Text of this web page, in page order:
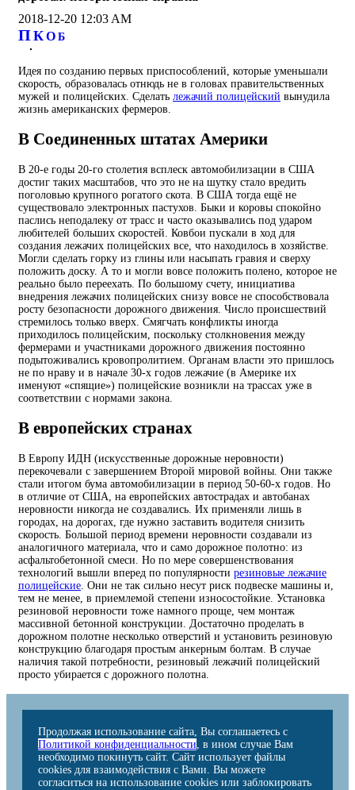
2018-12-20 12:03 AM
ПКО Б
Идея по созданию первых приспособлений, которые уменьшали
скорость, образовалась отнюдь не в головах правительственных
мужей и полицейских. Сделать лежачий полицейский вынудила
жизнь американских фермеров.
В Соединенных штатах Америки
В 20-е годы 20-го столетия всплеск автомобилизации в США
достиг таких масштабов, что это не на шутку стало вредить
поголовью крупного рогатого скота. В США тогда ещё не
существовало электронных пастухов. Быки и коровы спокойно
паслись неподалеку от трасс и часто оказывались под ударом
любителей больших скоростей. Ковбои пускали в ход для
создания лежачих полицейских все, что находилось в хозяйстве.
Могли сделать горку из глины или насыпать гравия и сверху
положить доску. А то и могли вовсе положить полено, которое не
реально было переехать. По большому счету, инициатива
внедрения лежачих полицейских снизу вовсе не способствовала
росту безопасности дорожного движения. Число происшествий
стремилось только вверх. Смягчать конфликты иногда
приходилось полицейским, поскольку столкновения между
фермерами и участниками дорожного движения постоянно
подытоживались кровопролитием. Органам власти это пришлось
не по нраву и в начале 30-х годов лежачие (в Америке их
именуют «спящие») полицейские возникли на трассах уже в
соответствии с нормами закона.
В европейских странах
В Европу ИДН (искусственные дорожные неровности)
перекочевали с завершением Второй мировой войны. Они также
стали итогом бума автомобилизации в период 50-60-х годов. Но
в отличие от США, на европейских автострадах и автобанах
неровности никогда не создавались. Их применяли лишь в
городах, на дорогах, где нужно заставить водителя снизить
скорость. Большой период времени неровности создавали из
аналогичного материала, что и само дорожное полотно: из
асфальтобетонной смеси. Но по мере совершенствования
технологий вышли вперед по популярности резиновые лежачие
полицейские . Они не так сильно несут риск подвеске машины и,
тем не менее, в приемлемой степени износостойкие. Установка
резиновой неровности тоже намного проще, чем монтаж
массивной бетонной конструкции. Достаточно проделать в
дорожном полотне несколько отверстий и установить резиновую
конструкцию благодаря простым анкерным болтам. В случае
наличия такой потребности, резиновый лежачий полицейский
просто убирается с дорожного полотна.
Продолжая использование сайта, Вы соглашаетесь с
Политикой конфиденциальности , в ином случае Вам
необходимо покинуть сайт. Сайт использует файлы
cookies для взаимодействия с Вами. Вы можете
согласиться на использование cookies или заблокировать